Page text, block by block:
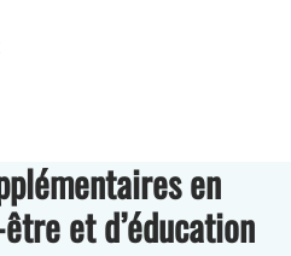
en
et d’éducation